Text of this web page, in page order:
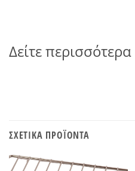
Δείτε περισσότερα
ΣΧΕΤΙΚΆ ΠΡΟΪΌΝΤΑ